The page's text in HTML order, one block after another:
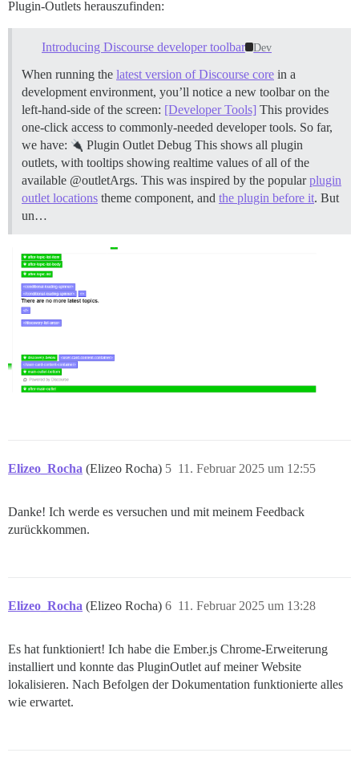
Plugin-Outlets herauszufinden:
Introducing Discourse developer toolbar Dev
When running the latest version of Discourse core in a
development environment, you’ll notice a new toolbar on the
left-hand-side of the screen: [Developer Tools] This provides
one-click access to commonly-needed developer tools. So far,
we have:
Plugin Outlet Debug This shows all plugin
outlets, with tooltips showing realtime values of all of the
available @outletArgs. This was inspired by the popularplugin
outlet locations theme component, and the plugin before it. But
un…
Elizeo_Rocha (Elizeo Rocha) 11. Februar 2025 um 12:55
5
Danke! Ich werde es versuchen und mit meinem Feedback
zurückkommen.
Elizeo_Rocha (Elizeo Rocha) 11. Februar 2025 um 13:28
6
Es hat funktioniert! Ich habe die Ember.js Chrome-Erweiterung
installiert und konnte das PluginOutlet auf meiner Website
lokalisieren. Nach Befolgen der Dokumentation funktionierte alles
wie erwartet.